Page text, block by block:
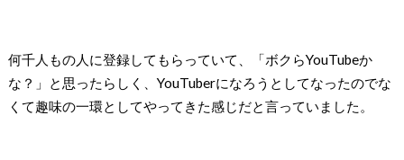
何千人もの人に登録してもらっていて、「ボクらYouTubeか
な？」と思ったらしく、YouTuberになろうとしてなったのでな
くて趣味の一環としてやってきた感じだと言っていました。